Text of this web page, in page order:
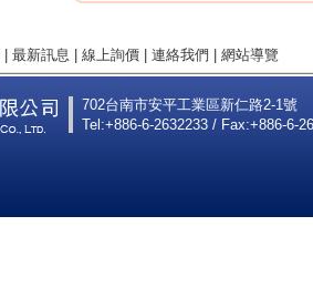
最新訊息 線上詢價 連絡我們 網站導覽
702台南市安平工業區新仁路2-1號
Tel:+886-6-2632233 / Fax:+886-6-